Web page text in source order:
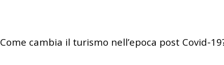
Come cambia il turismo nell’epoca post Covid-